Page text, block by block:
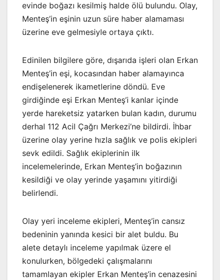
evinde boğazı kesilmiş halde ölü bulundu. Olay,
Menteş’in eşinin uzun süre haber alamaması
üzerine eve gelmesiyle ortaya çıktı.
Edinilen bilgilere göre, dışarıda işleri olan Erkan
Menteş’in eşi, kocasından haber alamayınca
endişelenerek ikametlerine döndü. Eve
girdiğinde eşi Erkan Menteş’i kanlar içinde
yerde hareketsiz yatarken bulan kadın, durumu
derhal 112 Acil Çağrı Merkezi’ne bildirdi. İhbar
üzerine olay yerine hızla sağlık ve polis ekipleri
sevk edildi. Sağlık ekiplerinin ilk
incelemelerinde, Erkan Menteş’in boğazının
kesildiği ve olay yerinde yaşamını yitirdiği
belirlendi.
Olay yeri inceleme ekipleri, Menteş’in cansız
bedeninin yanında kesici bir alet buldu. Bu
alete detaylı inceleme yapılmak üzere el
konulurken, bölgedeki çalışmalarını
tamamlayan ekipler Erkan Menteş’in cenazesini